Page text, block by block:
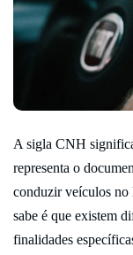
A sigla CNH
representa o
conduzir veículos no
sabe é que existem
finalidades